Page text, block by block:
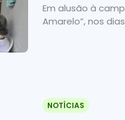
Em alusão à
Amarelo”, nos dias
NOTÍCIAS